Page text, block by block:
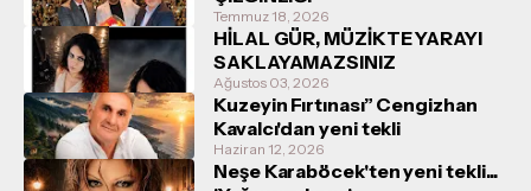
Temmuz 18, 2026
HİLAL GÜR, MÜZİKTE YARAYI
SAKLAYAMAZSINIZ
Ağustos 03, 2026
Kuzeyin Fırtınası” Cengizhan
Kavalcı'dan yeni tekli
Haziran 12, 2026
Neşe Karaböcek'ten yeni tekli...